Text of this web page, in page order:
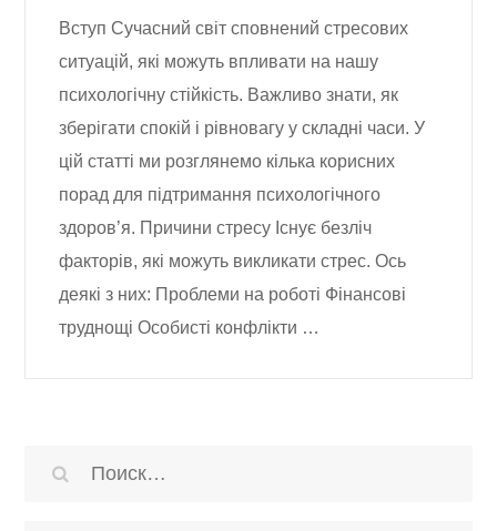
Вступ Сучасний світ сповнений стресових
ситуацій, які можуть впливати на нашу
психологічну стійкість. Важливо знати, як
зберігати спокій і рівновагу у складні часи. У
цій статті ми розглянемо кілька корисних
порад для підтримання психологічного
здоров’я. Причини стресу Існує безліч
факторів, які можуть викликати стрес. Ось
деякі з них: Проблеми на роботі Фінансові
труднощі Особисті конфлікти …
Найти: